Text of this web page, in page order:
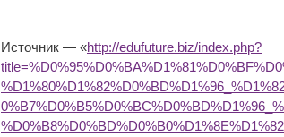
Источник — «http://edufuture.biz/index.php?